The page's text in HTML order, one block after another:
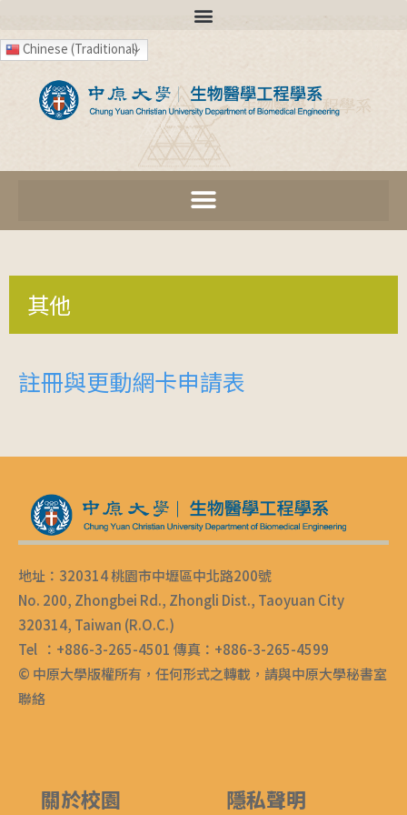
Chinese (Traditional)
其他
註冊與更動網卡申請表
地址：320314 桃園市中壢區中北路200號
No. 200, Zhongbei Rd., Zhongli Dist., Taoyuan City
320314, Taiwan (R.O.C.)
Tel ：+886-3-265-4501 傳真：+886-3-265-4599
© 中原大學版權所有，任何形式之轉載，請與中原大學秘書室
聯絡
關於校園 隱私聲明